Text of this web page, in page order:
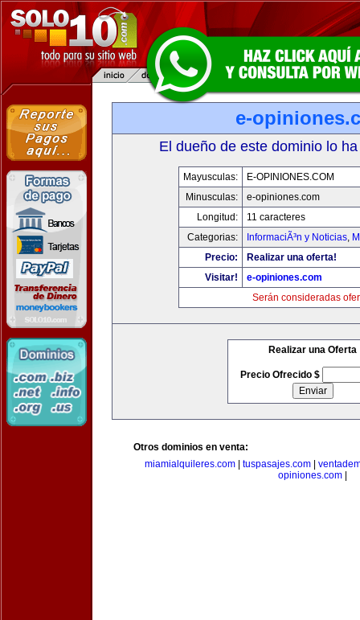
e-
El dueño de este dominio lo
Mayusculas:
E-OPINIONES.COM
Minusculas:
e-opiniones.com
Longitud:
11 caracteres
Categorias:
InformaciÃ³n y Noticias,
Precio:
Realizar una oferta!
Visitar!
e-opiniones.com
Serán consideradas
Realizar una Oferta
Precio Ofrecido $
Otros dominios en venta:
miamialquileres.com
tuspasajes.com
opiniones.com